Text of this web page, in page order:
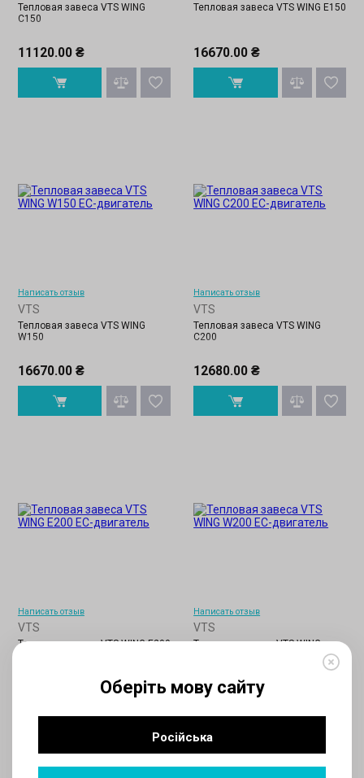
Оберіть мову сайту
Російська
Тепловая завеса VTS WING
C150
11120.00 ₴
Тепловая завеса VTS WING Е150
16670.00 ₴
Написать отзыв
VTS
Тепловая завеса VTS WING
W150
16670.00 ₴
Написать отзыв
VTS
Тепловая завеса VTS WING
C200
12680.00 ₴
Написать отзыв
VTS
Тепловая завеса VTS WING Е200
Написать отзыв
VTS
Тепловая завеса VTS WING
20090.00 ₴